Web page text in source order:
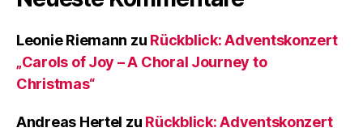
Leonie Riemann zu Rückblick: Adventskonzert
„Carols of Joy – A Choral Journey to
Christmas“
Andreas Hertel zu Rückblick: Adventskonzert